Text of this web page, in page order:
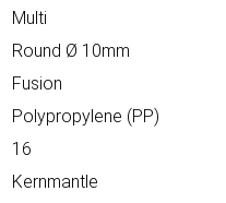
Multi
Round Ø 10mm
Fusion
Polypropylene (PP)
16
Kernmantle